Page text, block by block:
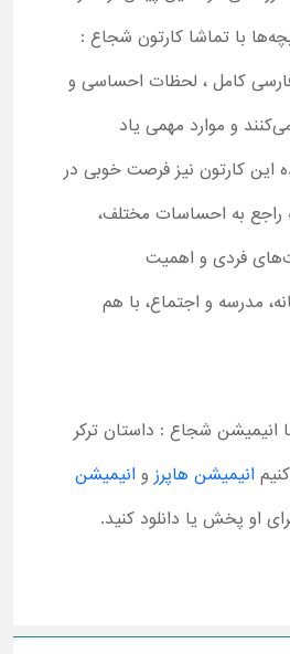
با تماشا کارتون شجاع :
فارسی کامل ، لحظات احساسی و
و موارد مهمی یاد
این کارتون نیز فرصت خوبی در
راجع به احساسات مختلف،
فردی و اهمیت
مدرسه و اجتماع، با هم
انیمیشن شجاع : داستان ترکر
انیمیشن هاپرز و انیمیشن
او پخش یا دانلود کنید.